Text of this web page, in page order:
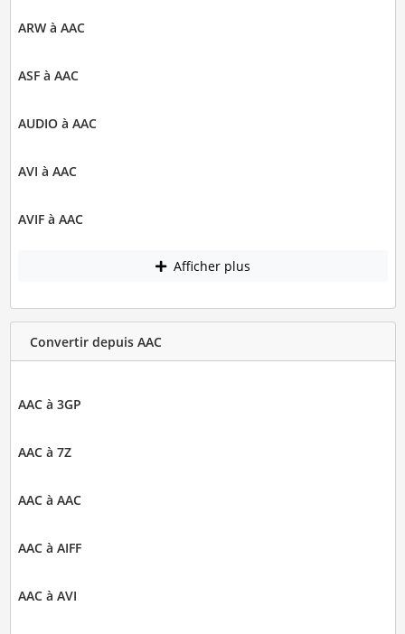
ARW à AAC
ASF à AAC
AUDIO à AAC
AVI à AAC
AVIF à AAC
Afficher plus
Convertir depuis AAC
AAC à 3GP
AAC à 7Z
AAC à AAC
AAC à AIFF
AAC à AVI